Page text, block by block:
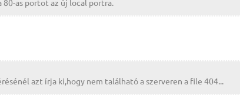
80-as portot az új local portra.
azt írja ki,hogy nem található a szerveren a file 404...